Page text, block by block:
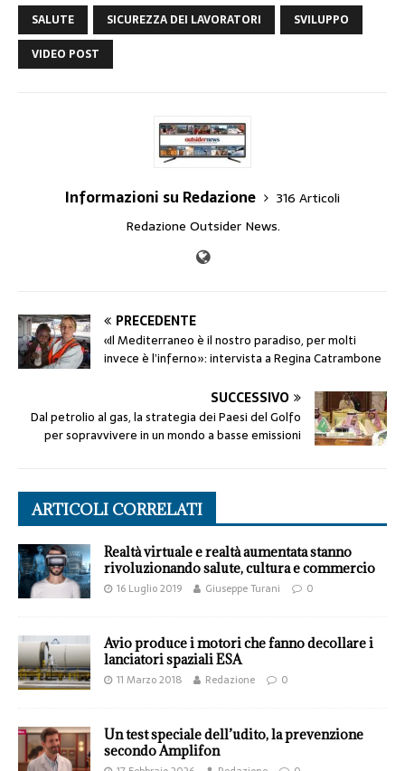
SALUTE
SICUREZZA DEI LAVORATORI
SVILUPPO
VIDEO POST
Informazioni su Redazione
316 Articoli
Redazione Outsider News.
PRECEDENTE
«Il Mediterraneo è il nostro paradiso, per molti
invece è l’inferno»: intervista a Regina Catrambone
SUCCESSIVO
Dal petrolio al gas, la strategia dei Paesi del Golfo
per sopravvivere in un mondo a basse emissioni
ARTICOLI CORRELATI
Realtà virtuale e realtà aumentata stanno
rivoluzionando salute, cultura e commercio
16 Luglio 2019 Giuseppe Turani 0
Avio produce i motori che fanno decollare i
lanciatori spaziali ESA
11 Marzo 2018 Redazione 0
Un test speciale dell’udito, la prevenzione
secondo Amplifon